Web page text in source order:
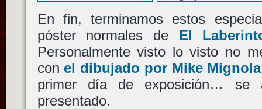
En fin, terminamos estos
póster normales de El
Personalmente visto lo visto no
con el dibujado por Mike Mignola
primer día de exposición… se
presentado.